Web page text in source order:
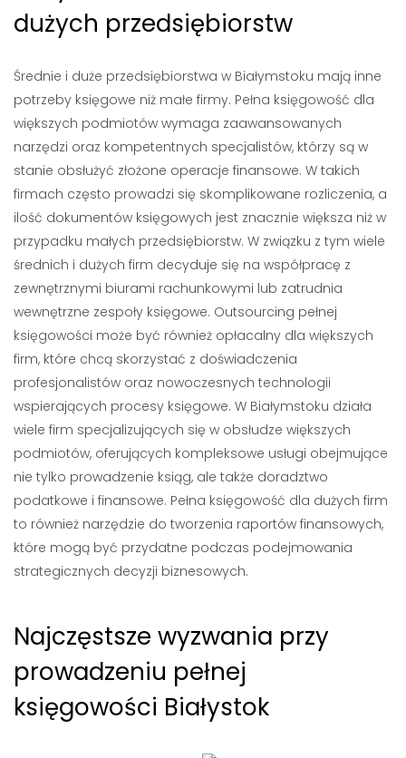
dużych przedsiębiorstw
Średnie i duże przedsiębiorstwa w Białymstoku mają inne
potrzeby księgowe niż małe firmy. Pełna księgowość dla
większych podmiotów wymaga zaawansowanych
narzędzi oraz kompetentnych specjalistów, którzy są w
stanie obsłużyć złożone operacje finansowe. W takich
firmach często prowadzi się skomplikowane rozliczenia, a
ilość dokumentów księgowych jest znacznie większa niż w
przypadku małych przedsiębiorstw. W związku z tym wiele
średnich i dużych firm decyduje się na współpracę z
zewnętrznymi biurami rachunkowymi lub zatrudnia
wewnętrzne zespoły księgowe. Outsourcing pełnej
księgowości może być również opłacalny dla większych
firm, które chcą skorzystać z doświadczenia
profesjonalistów oraz nowoczesnych technologii
wspierających procesy księgowe. W Białymstoku działa
wiele firm specjalizujących się w obsłudze większych
podmiotów, oferujących kompleksowe usługi obejmujące
nie tylko prowadzenie ksiąg, ale także doradztwo
podatkowe i finansowe. Pełna księgowość dla dużych firm
to również narzędzie do tworzenia raportów finansowych,
które mogą być przydatne podczas podejmowania
strategicznych decyzji biznesowych.
Najczęstsze wyzwania przy
prowadzeniu pełnej
księgowości Białystok